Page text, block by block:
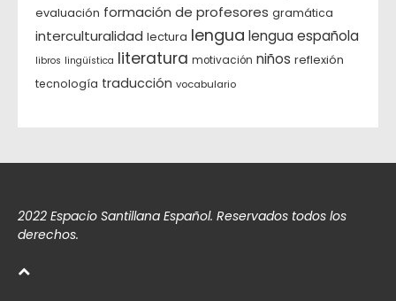
evaluación formación de profesores gramática
interculturalidad lectura lengua lengua española
libros lingüística literatura motivación niños reflexión
tecnología traducción vocabulario
2022 Espacio Santillana Español. Reservados todos los
derechos.